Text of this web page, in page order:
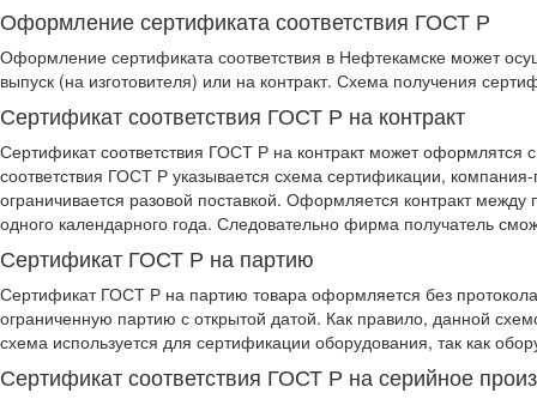
Оформление сертификата соответствия ГОСТ Р
Оформление сертификата соответствия в Нефтекамске может
выпуск (на изготовителя) или на контракт. Схема получения
Сертификат соответствия ГОСТ Р на контракт
Сертификат соответствия ГОСТ Р на контракт может
соответствия ГОСТ Р указывается схема сертификации,
ограничивается разовой поставкой. Оформляется контракт
одного календарного года. Следовательно фирма получатель
Сертификат ГОСТ Р на партию
Сертификат ГОСТ Р на партию товара оформляется без
ограниченную партию с открытой датой. Как правило, данной
схема используется для сертификации оборудования, так как
Сертификат соответствия ГОСТ Р на серийное